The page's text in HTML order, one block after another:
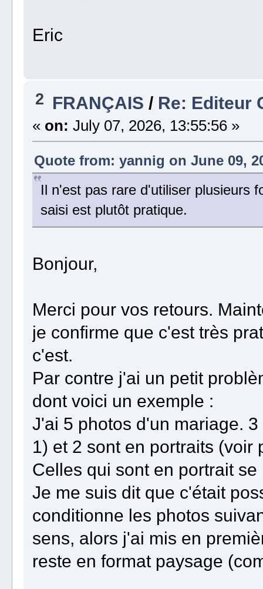
Eric
2 FRANÇAIS / Re: Editeur
« on: July 07, 2026, 13:55:56 »
Quote from: yannig on June 09,
Il n'est pas rare d'utiliser plusieurs
saisi est plutôt pratique.
Bonjour,
Merci pour vos retours.
je confirme que c'est très
c'est.
Par contre j'ai un petit
dont voici un exemple :
J'ai 5 photos d'un mariage.
1) et 2 sont en portraits (voir
Celles qui sont en portrait
Je me suis dit que c'était
conditionne les photos
sens, alors j'ai mis en
reste en format paysage